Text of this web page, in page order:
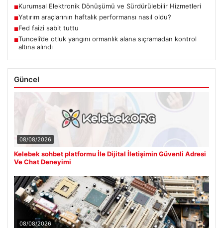
■Kurumsal Elektronik Dönüşümü ve Sürdürülebilir Hizmetleri
■Yatırım araçlarının haftalık performansı nasıl oldu?
■Fed faizi sabit tuttu
■Tunceli’de otluk yangını ormanlık alana sıçramadan kontrol
altına alındı
Güncel
08/08/2026
Kelebek sohbet platformu İle Dijital İletişimin Güvenli Adresi
Ve Chat Deneyimi
08/08/2026